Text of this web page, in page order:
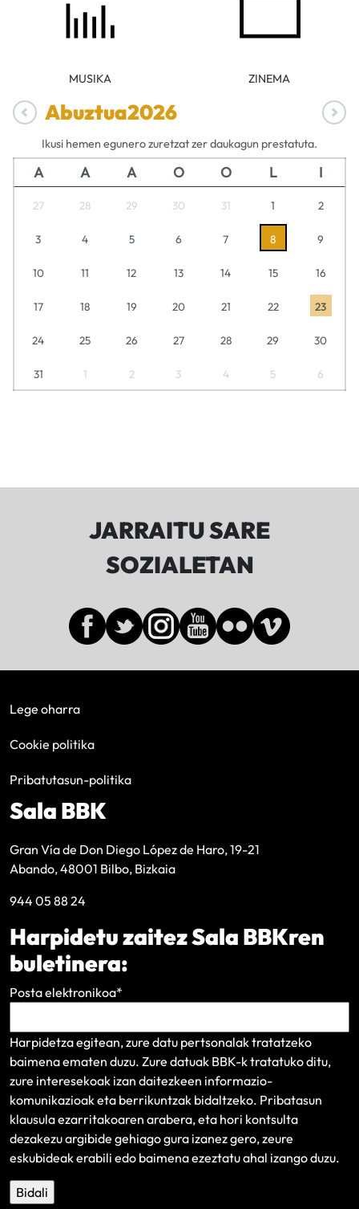
MUSIKA ZINEMA
Abuztua2026
Ikusi hemen egunero zuretzat zer daukagun prestatuta.
A A A O O L I
27 28 29 30 31 1 2
3 4 5 6 7 8 9
10 11 12 13 14 15 16
17 18 19 20 21 22 23
24 25 26 27 28 29 30
31 1 2 3 4 5 6
JARRAITU SARE
SOZIALETAN
Lege oharra
Cookie politika
Pribatutasun-politika
Sala BBK
Gran Vía de Don Diego López de Haro, 19-21
Abando, 48001 Bilbo, Bizkaia
944 05 88 24
Harpidetu zaitez Sala BBKren
buletinera:
Posta elektronikoa*
Harpidetza egitean, zure datu pertsonalak tratatzeko
baimena ematen duzu. Zure datuak BBK-k tratatuko ditu,
zure interesekoak izan daitezkeen informazio-
komunikazioak eta berrikuntzak bidaltzeko. Pribatasun
klausulaezarritakoaren arabera, eta hori kontsulta
dezakezu argibide gehiago gura izanez gero, zeure
eskubideak erabili edo baimena ezeztatu ahal izango duzu.